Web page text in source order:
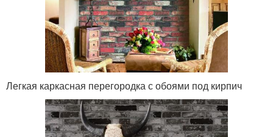
Легкая каркасная перегородка с обоями под кирпич